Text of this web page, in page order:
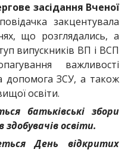
засідання Вченої
закцентувала
що розглядались, а
випускників ВП і ВСП
важливості
допомога ЗСУ, а також
освіти.
батьківські збори
здобувачів освіти.
День відкритих